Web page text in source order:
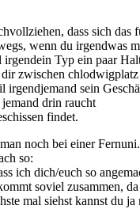
dass sich
wenn du irgendwas
Typ ein paar
zwischen
sein
drin raucht
findet.
noch bei einer Fernuni.
so:
ich dich/euch so
soviel zusammen,
mal siehst kannst du